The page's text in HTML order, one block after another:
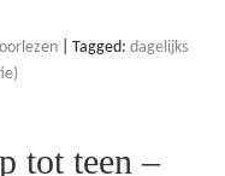
Tagged: dagelijks
tot teen –